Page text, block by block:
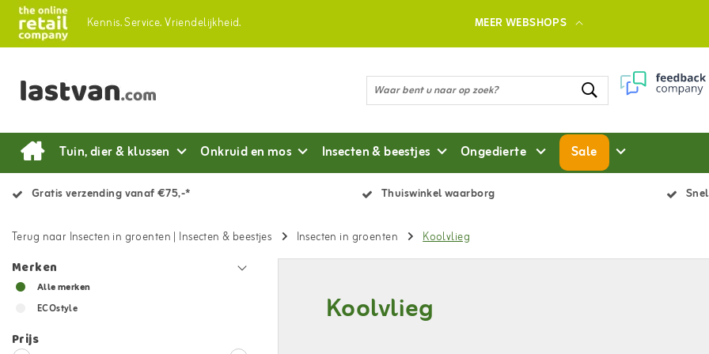
Kennis.Service.Vriendelijkheid. MEER WEBSHOPS
Tuin, dier & klussen Onkruid en mos Insecten & beestjes Ongedierte Sale
Gratis verzending vanaf €75,-* Thuiswinkel waarborg
Terug naar Insecten in groenten | Insecten & beestjes Insecten in groenten Koolvlieg
Merken
Alle merken
ECOstyle
Prijs
Koolvlieg